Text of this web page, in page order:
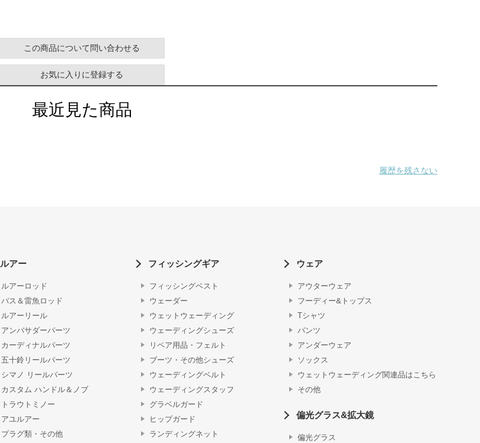
この商品について問い合わせる
お気に入りに登録する
最近見た商品
履歴を残さない
ルアー
ルアーロッド
バス＆雷魚ロッド
ルアーリール
アンバサダーパーツ
カーディナルパーツ
五十鈴リールパーツ
シマノ リールパーツ
カスタム ハンドル＆ノブ
トラウトミノー
アユルアー
プラグ類・その他
フィッシングギア
フィッシングベスト
ウェーダー
ウェットウェーディング
ウェーディングシューズ
リペア用品・フェルト
ブーツ・その他シューズ
ウェーディングベルト
ウェーディングスタッフ
グラベルガード
ヒップガード
ランディングネット
ウェア
アウターウェア
フーディー&トップス
Tシャツ
パンツ
アンダーウェア
ソックス
ウェットウェーディング関連品はこちら
その他
偏光グラス&拡大鏡
偏光グラス